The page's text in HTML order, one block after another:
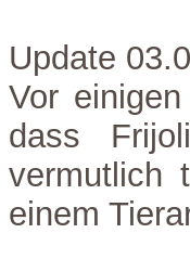
Update
Vor
dass
vermutlich
einem